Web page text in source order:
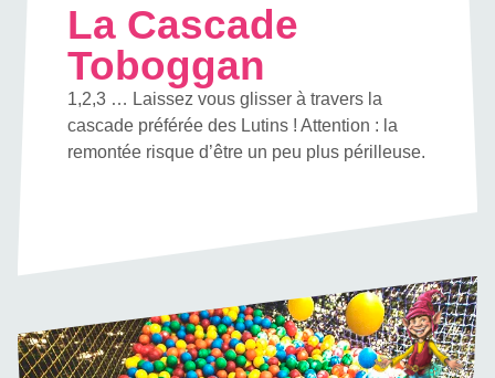
La Cascade
Toboggan
1,2,3 … Laissez vous glisser à travers la
cascade préférée des Lutins ! Attention : la
remontée risque d’être un peu plus périlleuse.